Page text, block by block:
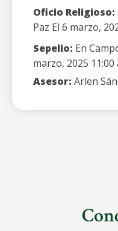
Oficio Religioso:
Paz El 6 marzo,
Sepelio: En
marzo, 2025 11:00
Asesor: Arlen